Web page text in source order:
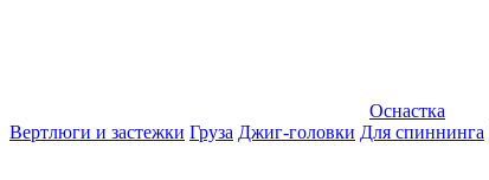
Оснастка
Вертлюги и застежки Груза Джиг-головки Для спиннинга